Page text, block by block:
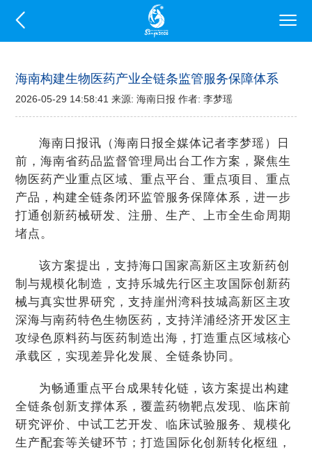
海南构建生物医药产业全链条监管服务保障体系
2026-05-29 14:58:41 来源: 海南日报 作者: 李梦瑶
海南日报讯（海南日报全媒体记者李梦瑶）日
前，海南省药品监督管理局出台工作方案，聚焦生
物医药产业重点区域、重点平台、重点项目、重点
产品，构建全链条闭环监管服务保障体系，进一步
打通创新药械研发、注册、生产、上市全生命周期
堵点。
该方案提出，支持海口国家高新区主攻新药创
制与规模化制造，支持乐城先行区主攻国际创新药
械与真实世界研究，支持崖州湾科技城高新区主攻
深海与南药特色生物医药，支持洋浦经济开发区主
攻绿色原料药与医药制造出海，打造重点区域核心
承载区，实现差异化发展、全链条协同。
为畅通重点平台成果转化链，该方案提出构建
全链条创新支撑体系，覆盖药物靶点发现、临床前
研究评价、中试工艺开发、临床试验服务、规模化
生产配套等关键环节；打造国际化创新转化枢纽，